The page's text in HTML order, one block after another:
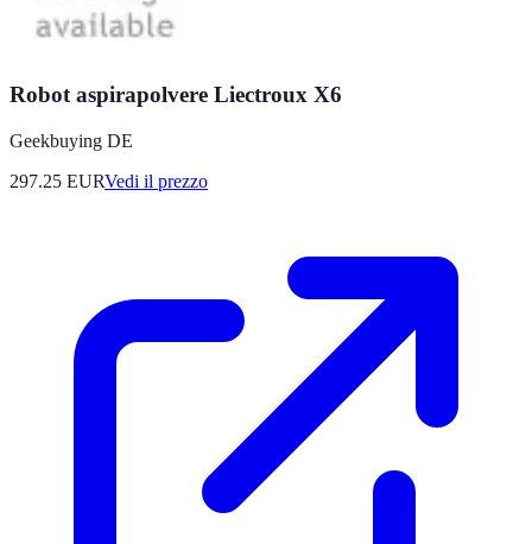
Robot aspirapolvere Liectroux X6
Geekbuying DE
297.25 EURVedi il prezzo